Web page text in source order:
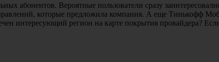
абонентов. Вероятные пользователи сразу
которые предложила компания. А еще Тинькофф
интересующий регион на карте покрытия провайдера?